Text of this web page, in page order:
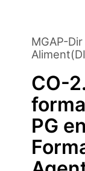
contenido
principal
MGAP-
CO-
PG